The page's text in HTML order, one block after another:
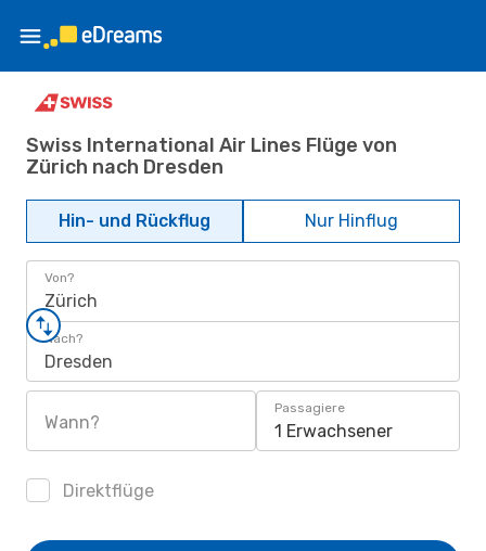
Swiss International Air Lines Flüge von
Zürich nach Dresden
Hin- und Rückflug Nur Hinflug
Von?
Zürich
Nach?
Dresden
Wann?
Passagiere
1 Erwachsener
Direktflüge